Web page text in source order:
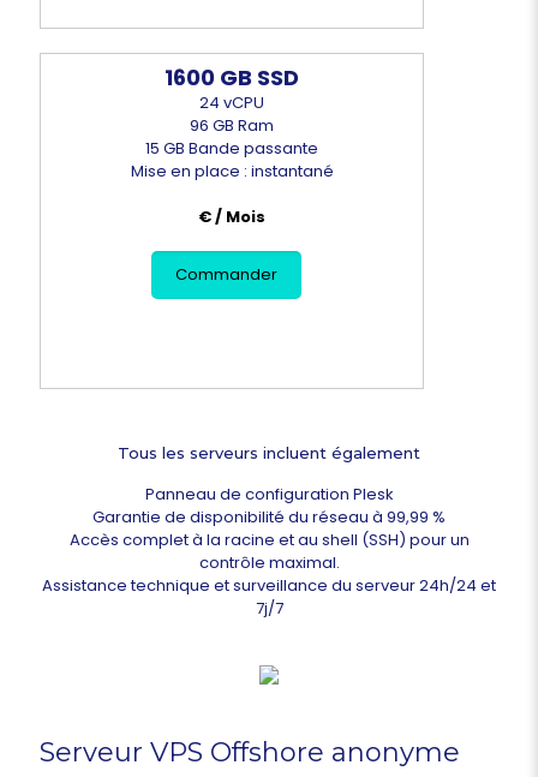
1600 GB SSD
24 vCPU
96 GB Ram
15 GB Bande passante
Mise en place : instantané
€ / Mois
Commander
Tous les serveurs incluent également
Panneau de configuration Plesk
Garantie de disponibilité du réseau à 99,99 %
Accès complet à la racine et au shell (SSH) pour un
contrôle maximal.
Assistance technique et surveillance du serveur 24h/24 et
7j/7
Serveur VPS Offshore anonyme